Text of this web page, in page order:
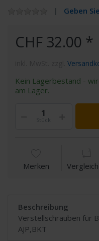
Geben
CHF 32.00 *
Kein Lagerbestand -
am Lager.
Stück
Merken
Beschreibung
Verstellschrauben für
AJP,BKT